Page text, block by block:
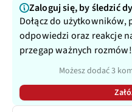
Zaloguj się, by śledzić
Dołącz do użytkowników,
odpowiedzi oraz reakcje
przegap ważnych rozmów!
Możesz dodać 3